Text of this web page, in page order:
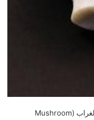
زراعة عيش الغراب : أصبح إنتاج عيش الغراب (Mushroom